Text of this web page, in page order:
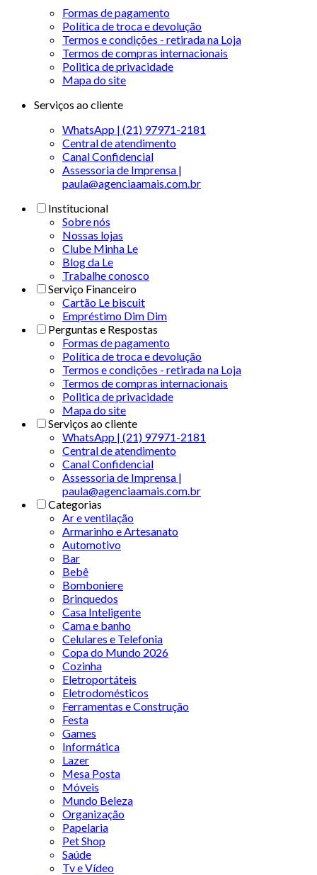
Formas de pagamento
Política de troca e devolução
Termos e condições - retirada na Loja
Termos de compras internacionais
Politica de privacidade
Mapa do site
Serviços ao cliente
WhatsApp | (21) 97971-2181
Central de atendimento
Canal Confidencial
Assessoria de Imprensa |
paula@agenciaamais.com.br
Institucional
Sobre nós
Nossas lojas
Clube Minha Le
Blog da Le
Trabalhe conosco
Serviço Financeiro
Cartão Le biscuit
Empréstimo Dim Dim
Perguntas e Respostas
Formas de pagamento
Política de troca e devolução
Termos e condições - retirada na Loja
Termos de compras internacionais
Politica de privacidade
Mapa do site
Serviços ao cliente
WhatsApp | (21) 97971-2181
Central de atendimento
Canal Confidencial
Assessoria de Imprensa |
paula@agenciaamais.com.br
Categorias
Ar e ventilação
Armarinho e Artesanato
Automotivo
Bar
Bebê
Bomboniere
Brinquedos
Casa Inteligente
Cama e banho
Celulares e Telefonia
Copa do Mundo 2026
Cozinha
Eletroportáteis
Eletrodomésticos
Ferramentas e Construção
Festa
Games
Informática
Lazer
Mesa Posta
Móveis
Mundo Beleza
Organização
Papelaria
Pet Shop
Saúde
Tv e Vídeo